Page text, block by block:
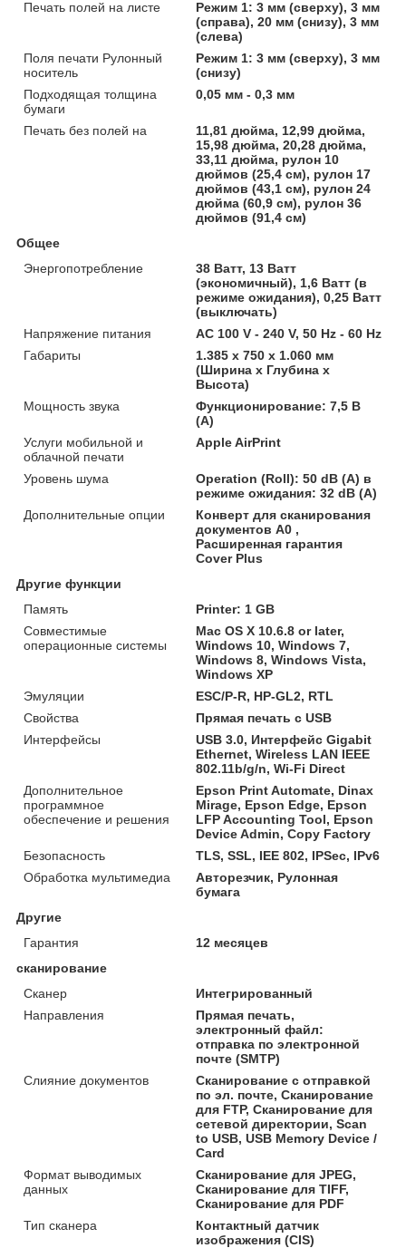
Печать полей на листе
Режим 1: 3 мм (сверху), 3 мм
(справа), 20 мм (снизу), 3 мм
(слева)
Поля печати Рулонный
носитель
Режим 1: 3 мм (сверху), 3 мм
(снизу)
Подходящая толщина
бумаги
0,05 мм - 0,3 мм
Печать без полей на
11,81 дюйма, 12,99 дюйма,
15,98 дюйма, 20,28 дюйма,
33,11 дюйма, рулон 10
дюймов (25,4 см), рулон 17
дюймов (43,1 см), рулон 24
дюйма (60,9 см), рулон 36
дюймов (91,4 см)
Общее
Энергопотребление
38 Ватт, 13 Ватт
(экономичный), 1,6 Ватт (в
режиме ожидания), 0,25 Ватт
(выключать)
Напряжение питания
AC 100 V - 240 V, 50 Hz - 60 Hz
Габариты
1.385‎ x 750 x 1.060 мм
(Ширина x Глубина x
Высота)
Мощность звука
Функционирование: 7,5 B
(A)
Услуги мобильной и
облачной печати
Apple AirPrint
Уровень шума
Operation (Roll): 50 dB (A) в
режиме ожидания: 32 dB (A)
Дополнительные опции
Конверт для сканирования
документов A0 ,
Расширенная гарантия
Cover Plus
Другие функции
Память
Printer: 1 GB
Совместимые
операционные системы
Mac OS X 10.6.8 or later,
Windows 10, Windows 7,
Windows 8, Windows Vista,
Windows XP
Эмуляции
ESC/P-R, HP-GL2, RTL
Свойства
Прямая печать с USB
Интерфейсы
USB 3.0, Интерфейс Gigabit
Ethernet, Wireless LAN IEEE
802.11b/g/n, Wi-Fi Direct
Дополнительное
программное
обеспечение и решения
Epson Print Automate, Dinax
Mirage, Epson Edge, Epson
LFP Accounting Tool, Epson
Device Admin, Copy Factory
Безопасность
TLS, SSL, IEE 802, IPSec, IPv6
Обработка мультимедиа
Авторезчик, Рулонная
бумага
Другие
Гарантия
12 месяцев
сканирование
Сканер
Интегрированный
Направления
Прямая печать,
электронный файл:
отправка по электронной
почте (SMTP)
Слияние документов
Сканирование с отправкой
по эл. почте, Сканирование
для FTP, Сканирование для
сетевой директории, Scan
to USB, USB Memory Device /
Card
Формат выводимых
данных
Сканирование для JPEG,
Сканирование для TIFF,
Сканирование для PDF
Тип сканера
Контактный датчик
изображения (CIS)